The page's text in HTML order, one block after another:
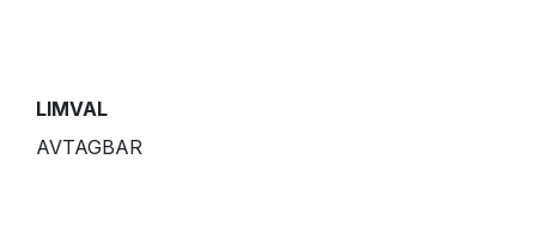
LIMVAL
AVTAGBAR